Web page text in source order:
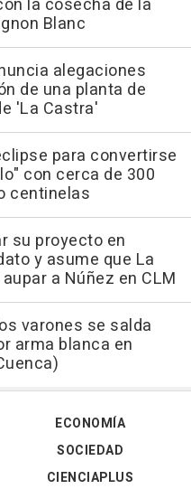
la cosecha de la
Blanc
alegaciones
de una planta de
'La Castra'
para convertirse
con cerca de 300
centinelas
su proyecto en
y asume que La
a Núñez en CLM
varones se salda
arma blanca en
ECONOMÍA
SOCIEDAD
CIENCIAPLUS